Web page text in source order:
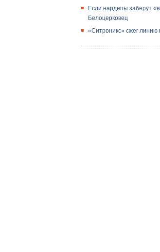
Если нардепы заберут
Белоцерковец
«Ситроникс» сжег